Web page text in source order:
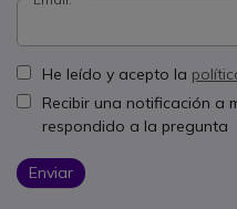
He leído y acepto la
Recibir una notificación a
respondido a la pregunta
Enviar